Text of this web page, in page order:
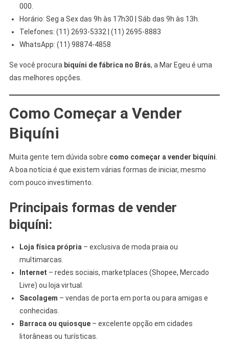
000.
Horário: Seg a Sex das 9h às 17h30 | Sáb das 9h às 13h.
Telefones: (11) 2693-5332 | (11) 2695-8883
WhatsApp: (11) 98874-4858
Se você procura biquíni de fábrica no Brás, a Mar Egeu é uma
das melhores opções.
Como Começar a Vender
Biquíni
Muita gente tem dúvida sobre como começar a vender biquíni.
A boa notícia é que existem várias formas de iniciar, mesmo
com pouco investimento.
Principais formas de vender
biquíni:
Loja física própria– exclusiva de moda praia ou
multimarcas.
Internet – redes sociais, marketplaces (Shopee, Mercado
Livre) ou loja virtual.
Sacolagem – vendas de porta em porta ou para amigas e
conhecidas.
Barraca ou quiosque– excelente opção em cidades
litorâneas ou turísticas.